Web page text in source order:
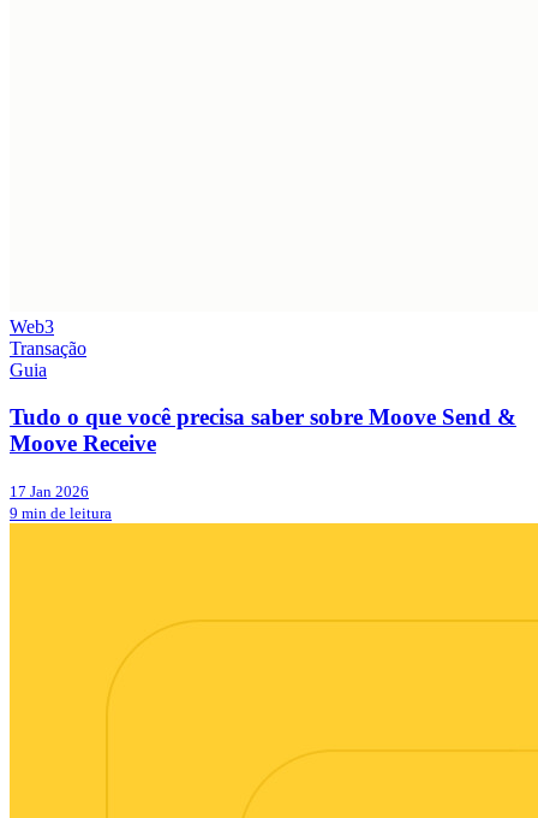
Web3
Transação
Guia
Tudo o que você precisa saber sobre Moove Send &
Moove Receive
17 Jan 2026
9 min de leitura